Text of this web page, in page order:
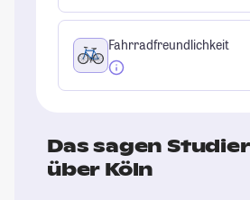
Fahrradfreundlichkeit
Das sagen
über Köln